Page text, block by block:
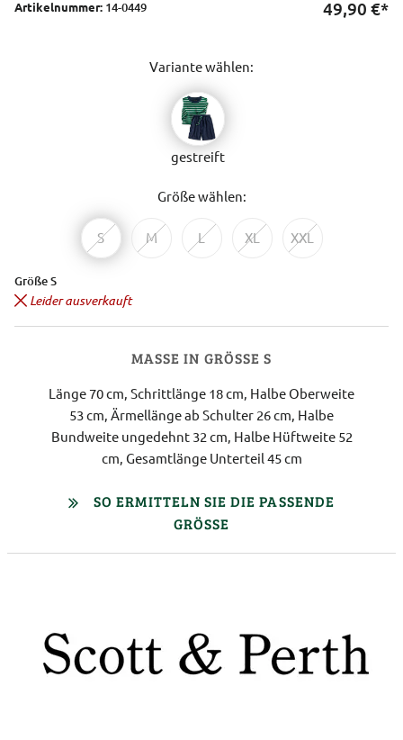
Artikelnummer: 14-0449 49,90 €*
Variante wählen:
gestreift
Größe wählen:
S M L XL XXL
Größe S
Leider ausverkauft
MASSE IN GRÖSSE S
Länge 70 cm, Schrittlänge 18 cm, Halbe Oberweite
53 cm, Ärmellänge ab Schulter 26 cm, Halbe
Bundweite ungedehnt 32 cm, Halbe Hüftweite 52
cm, Gesamtlänge Unterteil 45 cm
SO ERMITTELN SIE DIE PASSENDE
GRÖSSE